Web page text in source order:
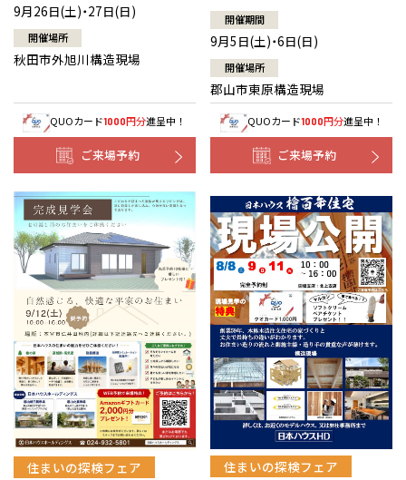
9月26日(土)・27日(日)
開催場所
秋田市外旭川構造現場
QUOカード1000円分進呈中！
ご来場予約
開催期間
9月5日(土)・6日(日)
開催場所
郡山市東原構造現場
QUOカード1000円分進呈中！
ご来場予約
住まいの探検フェア 住まいの探検フェア